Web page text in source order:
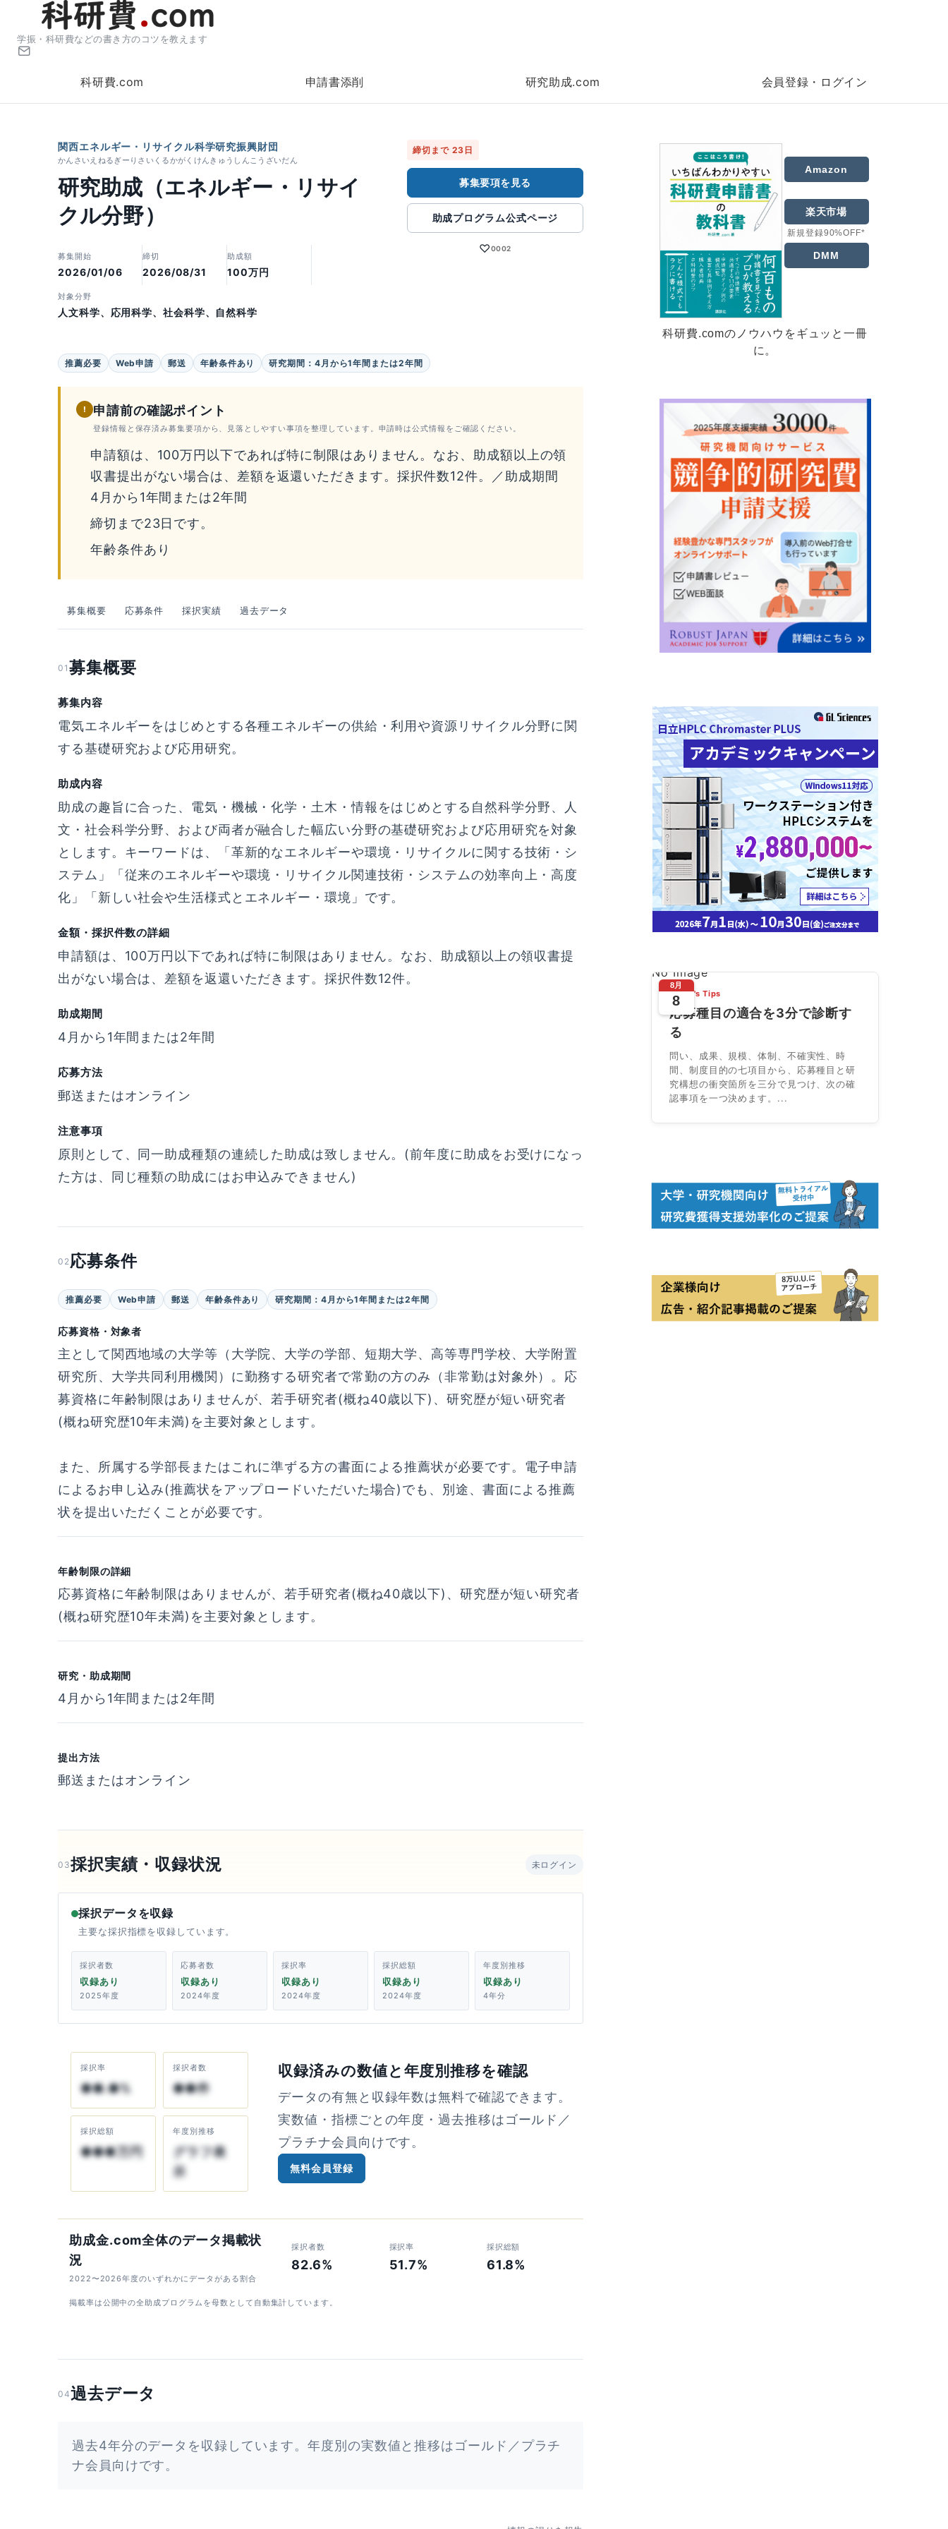
学振・科研費などの書き方のコツを教えます
科研費.com 申請書添削 研究助成.com 会員登録・ログイン
関西エネルギー・リサイクル科学研究振興財団
かんさいえねるぎーりさいくるかがくけんきゅうしんこうざいだん
研究助成（エネルギー・リサイ
クル分野）
募集開始
2026/01/06
締切
2026/08/31
助成額
100万円
対象分野
人文科学、応用科学、社会科学、自然科学
締切まで 23日
募集要項を見る
助成プログラム公式ページ
♡0002
推薦必要 Web申請 郵送 年齢条件あり 研究期間：4月から1年間または2年間
! 申請前の確認ポイント
登録情報と保存済み募集要項から、見落としやすい事項を整理しています。申請時は公式情報をご確認ください。
申請額は、100万円以下であれば特に制限はありません。なお、助成額以上の領
収書提出がない場合は、差額を返還いただきます。採択件数12件。／助成期間
4月から1年間または2年間
締切まで23日です。
年齢条件あり
募集概要 応募条件 採択実績 過去データ
01 募集概要
募集内容
電気エネルギーをはじめとする各種エネルギーの供給・利用や資源リサイクル分野に関
する基礎研究および応用研究。
助成内容
助成の趣旨に合った、電気・機械・化学・土木・情報をはじめとする自然科学分野、人
文・社会科学分野、および両者が融合した幅広い分野の基礎研究および応用研究を対象
とします。キーワードは、「革新的なエネルギーや環境・リサイクルに関する技術・シ
ステム」「従来のエネルギーや環境・リサイクル関連技術・システムの効率向上・高度
化」「新しい社会や生活様式とエネルギー・環境」です。
金額・採択件数の詳細
申請額は、100万円以下であれば特に制限はありません。なお、助成額以上の領収書提
出がない場合は、差額を返還いただきます。採択件数12件。
助成期間
4月から1年間または2年間
応募方法
郵送またはオンライン
注意事項
原則として、同一助成種類の連続した助成は致しません。(前年度に助成をお受けになっ
た方は、同じ種類の助成にはお申込みできません)
02 応募条件
推薦必要 Web申請 郵送 年齢条件あり 研究期間：4月から1年間または2年間
応募資格・対象者
主として関西地域の大学等（大学院、大学の学部、短期大学、高等専門学校、大学附置
研究所、大学共同利用機関）に勤務する研究者で常勤の方のみ（非常勤は対象外）。応
募資格に年齢制限はありませんが、若手研究者(概ね40歳以下)、研究歴が短い研究者
(概ね研究歴10年未満)を主要対象とします。
また、所属する学部長またはこれに準ずる方の書面による推薦状が必要です。電子申請
によるお申し込み(推薦状をアップロードいただいた場合)でも、別途、書面による推薦
状を提出いただくことが必要です。
年齢制限の詳細
応募資格に年齢制限はありませんが、若手研究者(概ね40歳以下)、研究歴が短い研究者
(概ね研究歴10年未満)を主要対象とします。
研究・助成期間
4月から1年間または2年間
提出方法
郵送またはオンライン
03採択実績・収録状況 未ログイン
採択データを収録
主要な採択指標を収録しています。
採択者数
収録あり
2025年度
応募者数
収録あり
2024年度
採択率
収録あり
2024年度
採択総額
収録あり
2024年度
年度別推移
収録あり
4年分
採択率
●●.●%
採択者数
●●件
採択総額
●●●万円
年度別推移
グラフ表
示
収録済みの数値と年度別推移を確認
データの有無と収録年数は無料で確認できます。
実数値・指標ごとの年度・過去推移はゴールド／
プラチナ会員向けです。
無料会員登録
助成金.com全体のデータ掲載状
況
2022〜2026年度のいずれかにデータがある割合
採択者数
82.6%
採択率
51.7%
採択総額
61.8%
掲載率は公開中の全助成プログラムを母数として自動集計しています。
04過去データ
過去4年分のデータを収録しています。年度別の実数値と推移はゴールド／プラチ
ナ会員向けです。
Amazon
楽天市場
新規登録90%OFF*
DMM
科研費.comのノウハウをギュッと一冊
に。
No Image
8月
8
Today's Tips
応募種目の適合を3分で診断す
る
問い、成果、規模、体制、不確実性、時
間、制度目的の七項目から、応募種目と研
究構想の衝突箇所を三分で見つけ、次の確
認事項を一つ決めます。...